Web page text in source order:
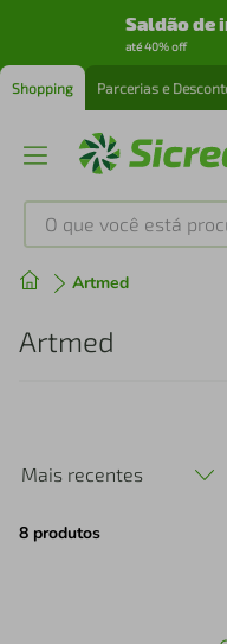
Saldão de
até 40% off
Shopping Parcerias e
O que você está
Artmed
Artmed
Mais recentes
8 produtos
Produtos mais
tenis
perfume
4º air fryer